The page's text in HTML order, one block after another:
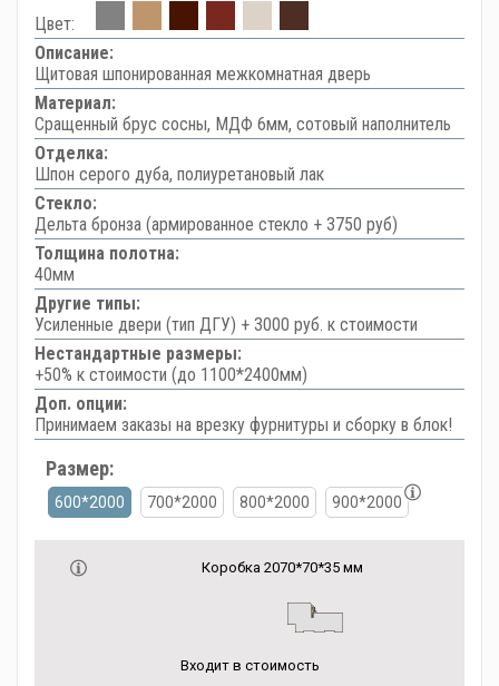
Цвет:
Описание:
Щитовая шпонированная межкомнатная дверь
Материал:
Сращенный брус сосны, МДФ 6мм, сотовый наполнитель
Отделка:
Шпон серого дуба, полиуретановый лак
Стекло:
Дельта бронза (армированное стекло + 3750 руб)
Толщина полотна:
40мм
Другие типы:
Усиленные двери (тип ДГУ) + 3000 руб. к стоимости
Нестандартные размеры:
+50% к стоимости (до 1100*2400мм)
Доп. опции:
Принимаем заказы на врезку фурнитуры и сборку в блок!
Размер:
600*2000 700*2000 800*2000 900*2000
Коробка 2070*70*35 мм
Входит в стоимость